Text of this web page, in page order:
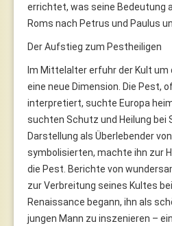
errichtet, was seine Bedeutung
Roms nach Petrus und Paulus
Der Aufstieg zum Pestheiligen
Im Mittelalter erfuhr der Kult um
eine neue Dimension. Die Pest,
interpretiert, suchte Europa
suchten Schutz und Heilung bei
Darstellung als Überlebender
symbolisierten, machte ihn zur
die Pest. Berichte von
zur Verbreitung seines Kultes
Renaissance begann, ihn als
jungen Mann zu inszenieren –